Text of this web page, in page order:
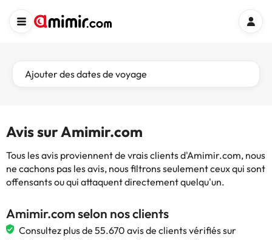
Ajouter des dates de voyage
Avis sur Amimir.com
Tous les avis proviennent de vrais clients d'Amimir.com, nous
ne cachons pas les avis, nous filtrons seulement ceux qui sont
offensants ou qui attaquent directement quelqu'un.
Amimir.com selon nos clients
Consultez plus de 55.670 avis de clients vérifiés sur